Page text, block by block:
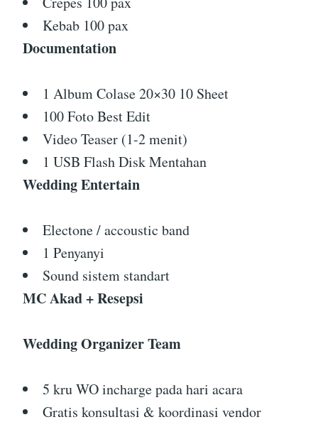
Kebab 100 pax
Documentation
1 Album Colase 20×30 10 Sheet
100 Foto Best Edit
Video Teaser (1-2 menit)
1 USB Flash Disk Mentahan
Wedding Entertain
Electone / accoustic band
1 Penyanyi
Sound sistem standart
MC Akad + Resepsi
Wedding Organizer Team
5 kru WO incharge pada hari acara
Gratis konsultasi & koordinasi vendor